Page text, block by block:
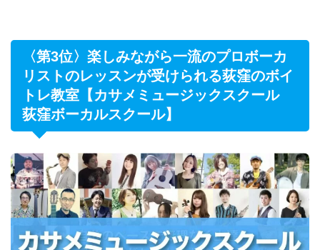
〈第3位〉楽しみながら一流のプロボーカ
リストのレッスンが受けられる荻窪のボイ
トレ教室【カサメミュージックスクール
荻窪ボーカルスクール】